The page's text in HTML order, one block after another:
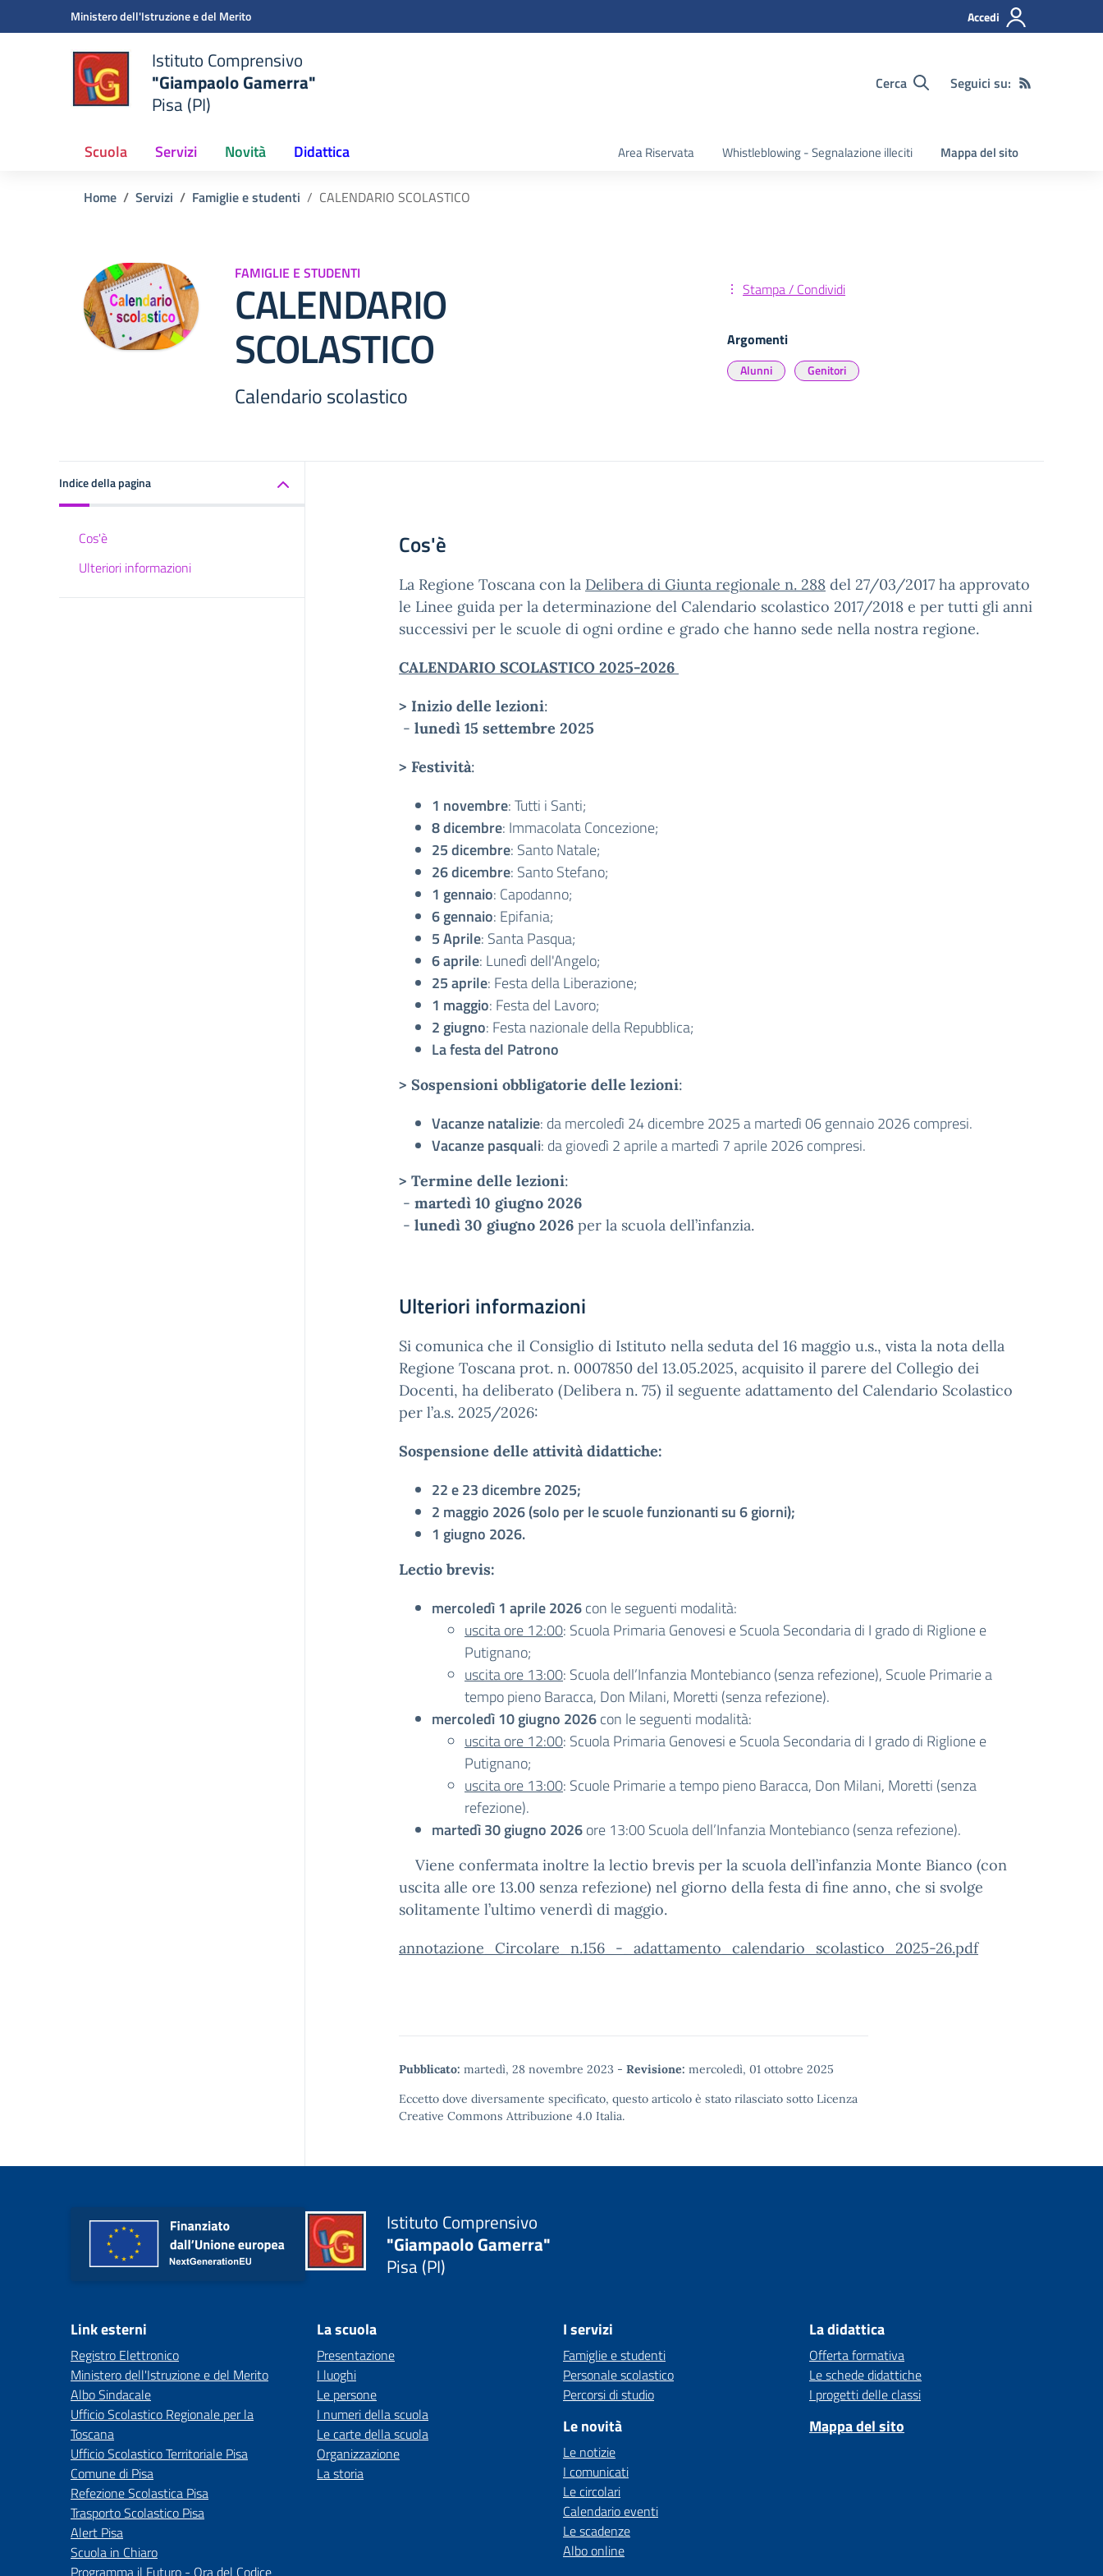
Vai ai contenuti
Vai al menu di navigazioneMinistero dell'Istruzione e del Merito Accedi
Istituto Comprensivo
"Giampaolo Gamerra"
Pisa (PI)
Cerca Seguici su:
Scuola Servizi Novità Didattica Area Riservata Whistleblowing - Segnalazione illeciti Mappa del sito
Home Servizi Famiglie e studenti CALENDARIO SCOLASTICO
FAMIGLIE E STUDENTI
CALENDARIO
SCOLASTICO
Calendario scolastico
Stampa / Condividi
Argomenti
Alunni Genitori
Indice della pagina
Cos'è
Ulteriori informazioni
Cos'è
La Regione Toscana con la Delibera di Giunta regionale n. 288 del 27/03/2017 ha approvato
le Linee guida per la determinazione del Calendario scolastico 2017/2018 e per tutti gli anni
successivi per le scuole di ogni ordine e grado che hanno sede nella nostra regione.
CALENDARIO SCOLASTICO 2025-2026
> Inizio delle lezioni:
- lunedì 15 settembre 2025
> Festività:
1 novembre: Tutti i Santi;
8 dicembre: Immacolata Concezione;
25 dicembre: Santo Natale;
26 dicembre: Santo Stefano;
1 gennaio: Capodanno;
6 gennaio: Epifania;
5 Aprile: Santa Pasqua;
6 aprile: Lunedì dell'Angelo;
25 aprile: Festa della Liberazione;
1 maggio: Festa del Lavoro;
2 giugno: Festa nazionale della Repubblica;
La festa del Patrono
> Sospensioni obbligatorie delle lezioni:
Vacanze natalizie: da mercoledì 24 dicembre 2025 a martedì 06 gennaio 2026 compresi.
Vacanze pasquali: da giovedì 2 aprile a martedì 7 aprile 2026 compresi.
> Termine delle lezioni:
- martedì 10 giugno 2026
- lunedì 30 giugno 2026 per la scuola dell’infanzia.
Ulteriori informazioni
Si comunica che il Consiglio di Istituto nella seduta del 16 maggio u.s., vista la nota della
Regione Toscana prot. n. 0007850 del 13.05.2025, acquisito il parere del Collegio dei
Docenti, ha deliberato (Delibera n. 75) il seguente adattamento del Calendario Scolastico
per l’a.s. 2025/2026:
Sospensione delle attività didattiche:
22 e 23 dicembre 2025;
2 maggio 2026 (solo per le scuole funzionanti su 6 giorni);
1 giugno 2026.
Lectio brevis:
mercoledì 1 aprile 2026con le seguenti modalità:
uscita ore 12:00: Scuola Primaria Genovesi e Scuola Secondaria di I grado di Riglione e
Putignano;
uscita ore 13:00: Scuola dell’Infanzia Montebianco (senza refezione), Scuole Primarie a
tempo pieno Baracca, Don Milani, Moretti (senza refezione).
mercoledì 10 giugno 2026con le seguenti modalità:
uscita ore 12:00: Scuola Primaria Genovesi e Scuola Secondaria di I grado di Riglione e
Putignano;
uscita ore 13:00: Scuole Primarie a tempo pieno Baracca, Don Milani, Moretti (senza
refezione).
martedì 30 giugno 2026ore 13:00 Scuola dell’Infanzia Montebianco (senza refezione).
Viene confermata inoltre la lectio brevis per la scuola dell’infanzia Monte Bianco (con
uscita alle ore 13.00 senza refezione) nel giorno della festa di fine anno, che si svolge
solitamente l’ultimo venerdì di maggio.
annotazione_Circolare_n.156_-_adattamento_calendario_scolastico_2025-26.pdf
Pubblicato: martedì, 28 novembre 2023 - Revisione: mercoledì, 01 ottobre 2025
Eccetto dove diversamente specificato, questo articolo è stato rilasciato sotto Licenza
Creative Commons Attribuzione 4.0 Italia.
Istituto Comprensivo
"Giampaolo Gamerra"
Pisa (PI)
Link esterni
Registro Elettronico
Ministero dell'Istruzione e del Merito
Albo Sindacale
Ufficio Scolastico Regionale per la
Toscana
Ufficio Scolastico Territoriale Pisa
Comune di Pisa
Refezione Scolastica Pisa
Trasporto Scolastico Pisa
Alert Pisa
Scuola in Chiaro
Programma il Futuro - Ora del Codice
La scuola
Presentazione
I luoghi
Le persone
I numeri della scuola
Le carte della scuola
Organizzazione
La storia
I servizi
Famiglie e studenti
Personale scolastico
Percorsi di studio
Le novità
Le notizie
I comunicati
Le circolari
Calendario eventi
Le scadenze
Albo online
La didattica
Offerta formativa
Le schede didattiche
I progetti delle classi
Mappa del sito